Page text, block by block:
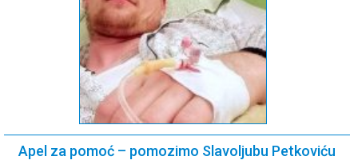
Apel za pomoć – pomozimo Slavoljubu Petkoviću